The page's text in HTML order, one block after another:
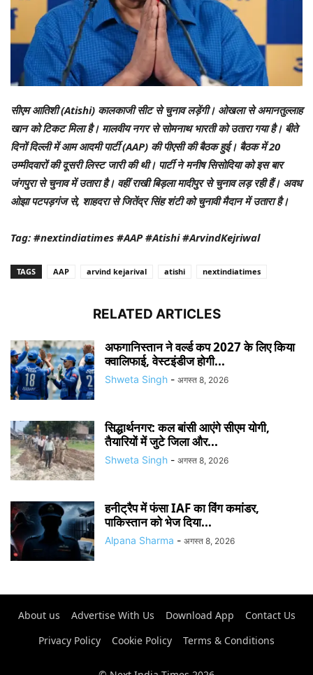
सीएम आतिशी (Atishi) कालकाजी सीट से चुनाव लड़ेंगी। ओखला से अमानतुल्लाह
खान को टिकट मिला है। मालवीय नगर से सोमनाथ भारती को उतारा गया है। बीते
दिनों दिल्ली में आम आदमी पार्टी (AAP) की पीएसी की बैठक हुई। बैठक में 20
उम्मीदवारों की दूसरी लिस्ट जारी की थी। पार्टी ने मनीष सिसोदिया को इस बार
जंगपुरा से चुनाव में उतारा है। वहीं राखी बिड़ला मादीपुर से चुनाव लड़ रही हैं। अवध
ओझा पटपड़गंज से, शाहदरा से जितेंद्र सिंह शंटी को चुनावी मैदान में उतारा है।
Tag: #nextindiatimes #AAP #Atishi #ArvindKejriwal
TAGS AAP arvind kejarival atishi nextindiatimes
RELATED ARTICLES
अफगानिस्तान ने वर्ल्ड कप 2027 के लिए किया
क्वालिफाई, वेस्टइंडीज होगी...
Shweta Singh - अगस्त 8, 2026
सिद्धार्थनगर: कल बांसी आएंगे सीएम योगी,
तैयारियों में जुटे जिला और...
Shweta Singh - अगस्त 8, 2026
हनीट्रैप में फंसा IAF का विंग कमांडर,
पाकिस्तान को भेज दिया...
Alpana Sharma - अगस्त 8, 2026
About us Advertise With Us Download App
Contact Us
Privacy Policy
Cookie Policy Terms & Conditions